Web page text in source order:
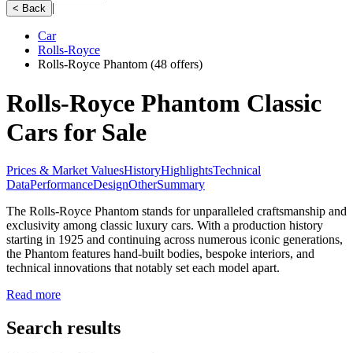
< Back |
Car
Rolls-Royce
Rolls-Royce Phantom (48 offers)
Rolls-Royce Phantom Classic
Cars for Sale
Prices & Market ValuesHistoryHighlightsTechnical
DataPerformanceDesignOtherSummary
The Rolls-Royce Phantom stands for unparalleled craftsmanship and
exclusivity among classic luxury cars. With a production history
starting in 1925 and continuing across numerous iconic generations,
the Phantom features hand-built bodies, bespoke interiors, and
technical innovations that notably set each model apart.
Read more
Search results